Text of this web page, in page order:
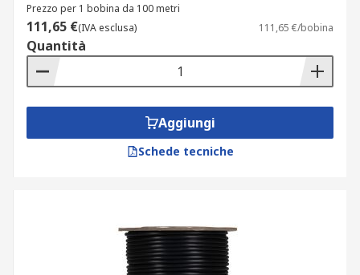
Prezzo per 1 bobina da 100 metri
111,65 €(IVA esclusa) 111,65 €/bobina
Quantità
Aggiungi
Schede tecniche